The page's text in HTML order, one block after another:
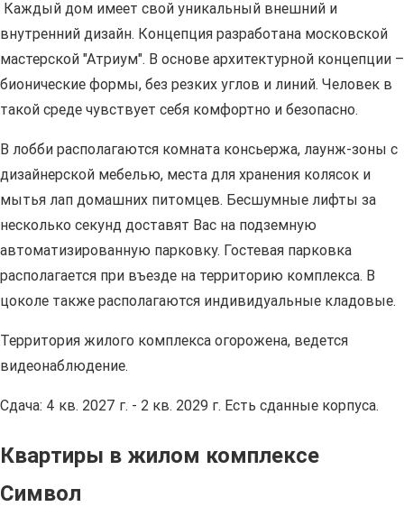
Каждый дом имеет свой уникальный внешний и
внутренний дизайн. Концепция разработана московской
мастерской "Атриум". В основе архитектурной концепции –
бионические формы, без резких углов и линий. Человек в
такой среде чувствует себя комфортно и безопасно.
В лобби располагаются комната консьержа, лаунж-зоны с
дизайнерской мебелью, места для хранения колясок и
мытья лап домашних питомцев. Бесшумные лифты за
несколько секунд доставят Вас на подземную
автоматизированную парковку. Гостевая парковка
располагается при въезде на территорию комплекса. В
цоколе также располагаются индивидуальные кладовые.
Территория жилого комплекса огорожена, ведется
видеонаблюдение.
Сдача: 4 кв. 2027 г. - 2 кв. 2029 г. Есть сданные корпуса.
Квартиры в жилом комплексе
Символ